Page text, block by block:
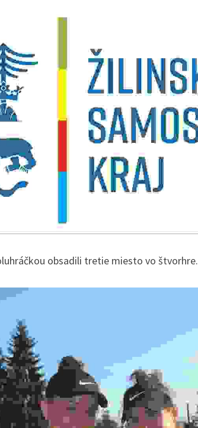
obsadili tretie miesto vo štvorhre.